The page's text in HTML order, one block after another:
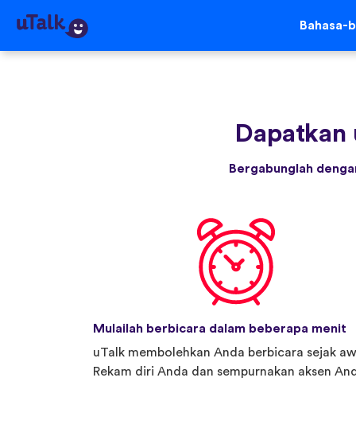
Bahasa-
Dapatkan
Bergabunglah
Mulailah berbicara dalam beberapa menit
uTalk membolehkan Anda berbicara sejak
Rekam diri Anda dan sempurnakan aksen